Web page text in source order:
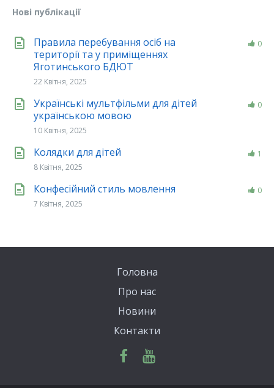
Нові публікації
Правила перебування осіб на
території та у приміщеннях
Яготинського БДЮТ
22 Квітня, 2025
0
Українські мультфільми для дітей
українською мовою
10 Квітня, 2025
0
Колядки для дітей
8 Квітня, 2025
1
Конфесійний стиль мовлення
7 Квітня, 2025
0
Головна
Про нас
Новини
Контакти